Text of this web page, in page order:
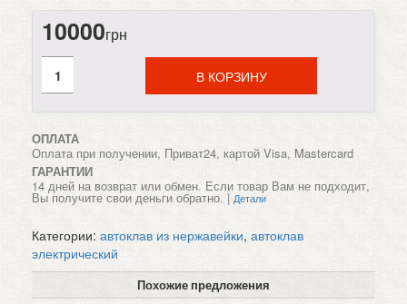
10000грн
В КОРЗИНУ
ОПЛАТА
Оплата при получении, Приват24, картой Visa, Mastercard
ГАРАНТИИ
14 дней на возврат или обмен. Если товар Вам не подходит,
Вы получите свои деньги обратно. | Детали
Категории: автоклав из нержавейки, автоклав
электрический
Похожие предложения